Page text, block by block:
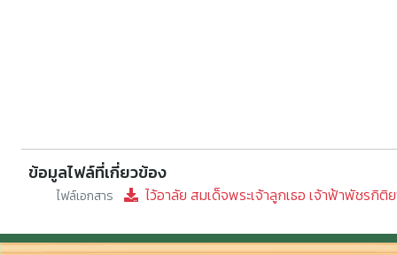
ข้อมูลไฟล์ที่เกี่ยวข้อง
ไฟล์เอกสาร ไว้อาลัย สมเด็จพระเจ้าลูกเธอ เจ้าฟ้าพัชรกิติ